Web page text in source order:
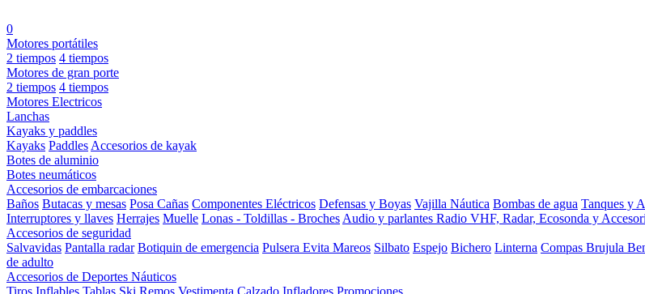
0
Motores portátiles
2 tiempos 4 tiempos
Motores de gran porte
2 tiempos 4 tiempos
Motores Electricos
Lanchas
Kayaks y paddles
Kayaks Paddles Accesorios de kayak
Botes de aluminio
Botes neumáticos
Accesorios de embarcaciones
Baños Butacas y mesas Posa Cañas Componentes Eléctricos Defensas y Boyas Vajilla Náutica Bombas de agua Tanques y
Interruptores y llaves Herrajes Muelle Lonas - Toldillas - Broches Audio y parlantes Radio VHF, Radar, Ecosonda y
Accesorios de seguridad
Salvavidas Pantalla radar Botiquin de emergencia Pulsera Evita Mareos Silbato Espejo Bichero Linterna Compas Brujula
de adulto
Accesorios de Deportes Náuticos
Tiros Inflables Tablas Ski Remos Vestimenta Calzado Infladores Promociones